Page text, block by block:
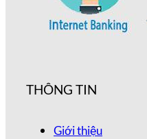
THÔNG TIN
Giới thiệu